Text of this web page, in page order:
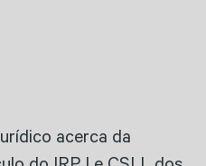
acerca da